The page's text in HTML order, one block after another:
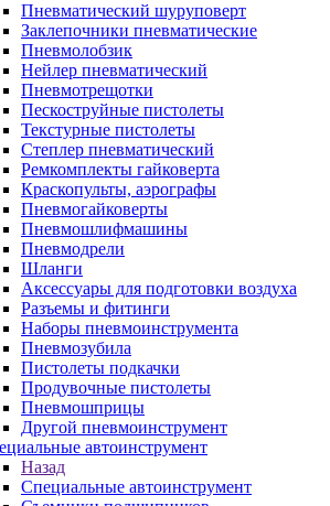
Пневматический шуруповерт
Заклепочники пневматические
Пневмолобзик
Нейлер пневматический
Пневмотрещотки
Пескоструйные пистолеты
Текстурные пистолеты
Степлер пневматический
Ремкомплекты гайковерта
Краскопульты, аэрографы
Пневмогайковерты
Пневмошлифмашины
Пневмодрели
Шланги
Аксессуары для подготовки воздуха
Разъемы и фитинги
Наборы пневмоинструмента
Пневмозубила
Пистолеты подкачки
Продувочные пистолеты
Пневмошприцы
Другой пневмоинструмент
автоинструмент
Назад
Специальные автоинструмент